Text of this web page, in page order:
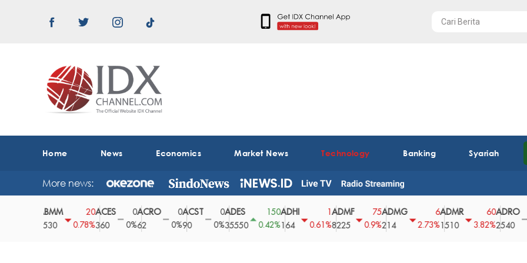
Home News Economics Market News Technology Banking Syariah
More news:
0.78%
ACES
360
0
0%
ACRO
0ACST
0
0%
ADES
35550
150
0.42%
ADHI
164
0.61%
ADMF
8225
75
0.9%
ADMG
214
2.73%
ADMR
1510
3.82%
ADRO
2540
0
0%